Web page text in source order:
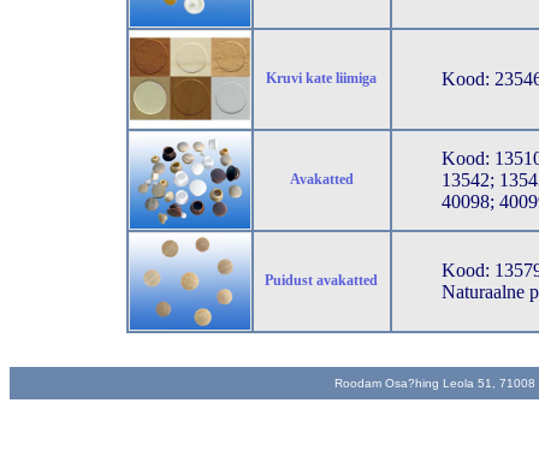
Kruvi kate liimiga Kood:
Avakatted
Kood:
13542;
40098;
Puidust avakatted
Kood:
Naturaalne
Roodam Osa?hing Leola 51,